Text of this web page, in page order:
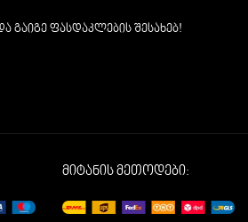
გაიგე ფასდაკლების შესახებ!
მიტანის მეთოდები: